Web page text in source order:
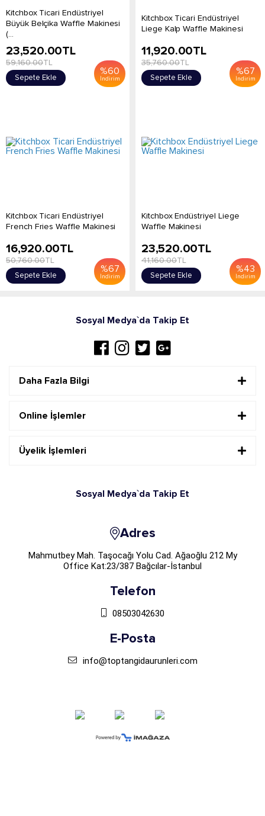
Kitchbox Ticari Endüstriyel
Büyük Belçika Waffle Makinesi
(...
%60
İndirim
23,520.00TL
59,160.00TL
Sepete Ekle
Kitchbox Ticari Endüstriyel
Liege Kalp Waffle Makinesi
%67
İndirim
11,920.00TL
35,760.00TL
Sepete Ekle
Kitchbox Ticari Endüstriyel
French Fries Waffle Makinesi
%67
İndirim
16,920.00TL
50,760.00TL
Sepete Ekle
Kitchbox Endüstriyel Liege
Waffle Makinesi
%43
İndirim
23,520.00TL
41,160.00TL
Sepete Ekle
Sosyal Medya`da Takip Et
Daha Fazla Bilgi
Online İşlemler
Üyelik İşlemleri
Sosyal Medya`da Takip Et
Adres
Mahmutbey Mah. Taşocağı Yolu Cad. Ağaoğlu 212 My
Office Kat:23/387 Bağcılar-İstanbul
Telefon
08503042630
E-Posta
info@toptangidaurunleri.com